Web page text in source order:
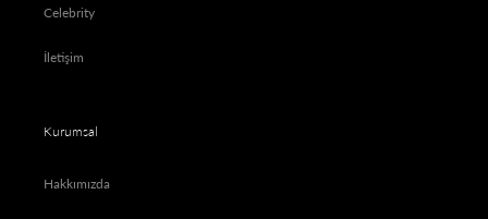
Celebrity
İletişim
Kurumsal
Hakkımızda